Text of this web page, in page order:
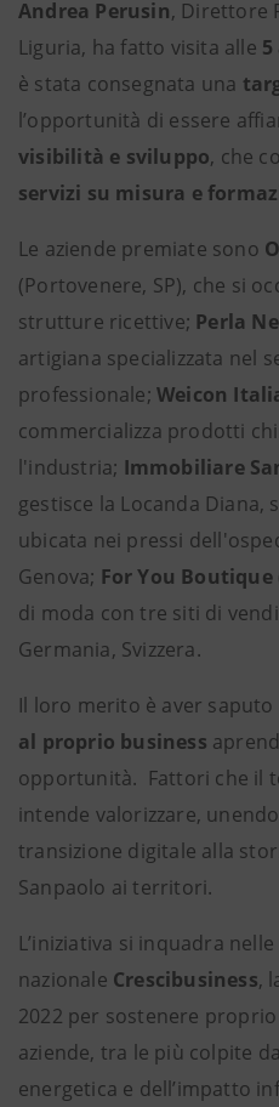
Andrea Perusin, Direttore
Liguria, ha fatto visita alle
è stata consegnata una
l’opportunità di essere
visibilità e sviluppo, che
servizi su misura e
Le aziende premiate sono
(Portovenere, SP), che si
strutture ricettive; Perla
artigiana specializzata nel
professionale; Weicon
commercializza prodotti
l'industria; Immobiliare
gestisce la Locanda
ubicata nei pressi
Genova; For You Boutique
di moda con tre siti di
Germania, Svizzera.
Il loro merito è aver saputo
al proprio business
opportunità. Fattori che il
intende valorizzare,
transizione digitale alla
Sanpaolo ai territori.
L’iniziativa si inquadra
nazionale Crescibusiness,
2022 per sostenere
aziende, tra le più colpite
energetica e dell’impatto